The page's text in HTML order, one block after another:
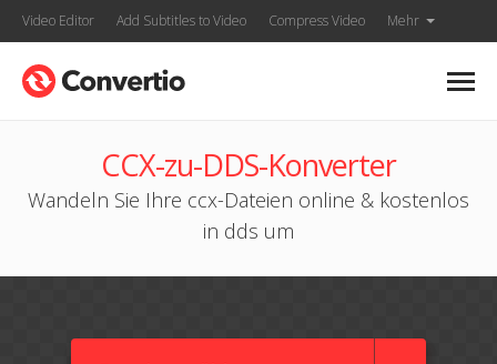
Video Editor Add Subtitles to Video Compress Video Mehr
CCX-zu-DDS-Konverter
Wandeln Sie Ihre ccx-Dateien online & kostenlos
in dds um